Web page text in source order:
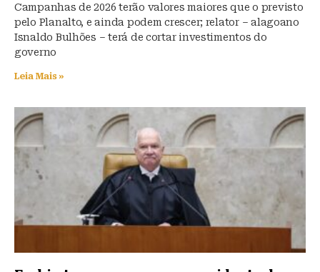
Campanhas de 2026 terão valores maiores que o previsto
pelo Planalto, e ainda podem crescer; relator – alagoano
Isnaldo Bulhões – terá de cortar investimentos do
governo
Leia Mais »